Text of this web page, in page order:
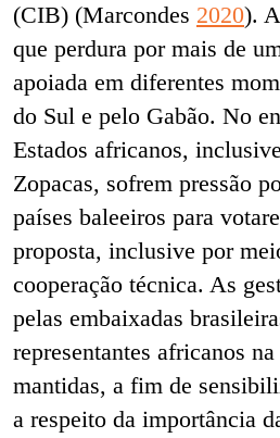
(CIB) (Marcondes 2020).
que perdura por mais de
apoiada em diferentes
do Sul e pelo Gabão. No
Estados africanos,
Zopacas, sofrem pressão
países baleeiros para
proposta, inclusive por
cooperação técnica. As
pelas embaixadas
representantes africanos
mantidas, a fim de
a respeito da importância